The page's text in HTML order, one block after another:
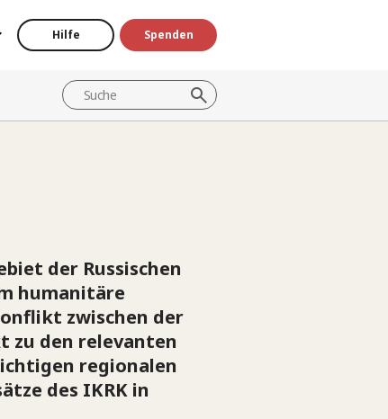
Hilfe Spenden
der Russischen
humanitäre
zwischen der
zu den relevanten
regionalen
des IKRK in